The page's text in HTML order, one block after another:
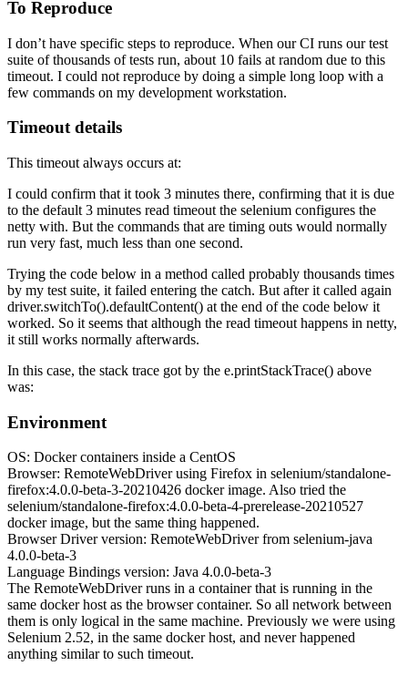
To Reproduce
I don’t have specific steps to reproduce. When our CI runs our test
suite of thousands of tests run, about 10 fails at random due to this
timeout. I could not reproduce by doing a simple long loop with a
few commands on my development workstation.
Timeout details
This timeout always occurs at:
I could confirm that it took 3 minutes there, confirming that it is due
to the default 3 minutes read timeout the selenium configures the
netty with. But the commands that are timing outs would normally
run very fast, much less than one second.
Trying the code below in a method called probably thousands times
by my test suite, it failed entering the catch. But after it called again
driver.switchTo().defaultContent() at the end of the code below it
worked. So it seems that although the read timeout happens in netty,
it still works normally afterwards.
In this case, the stack trace got by the e.printStackTrace() above
was:
Environment
OS: Docker containers inside a CentOS
Browser: RemoteWebDriver using Firefox in selenium/standalone-
firefox:4.0.0-beta-3-20210426 docker image. Also tried the
selenium/standalone-firefox:4.0.0-beta-4-prerelease-20210527
docker image, but the same thing happened.
Browser Driver version: RemoteWebDriver from selenium-java
4.0.0-beta-3
Language Bindings version: Java 4.0.0-beta-3
The RemoteWebDriver runs in a container that is running in the
same docker host as the browser container. So all network between
them is only logical in the same machine. Previously we were using
Selenium 2.52, in the same docker host, and never happened
anything similar to such timeout.